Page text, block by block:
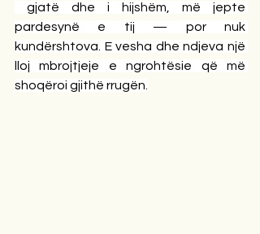
gjatë dhe i hijshëm, më jepte
pardesynë e tij — por nuk
kundërshtova. E vesha dhe ndjeva një
lloj mbrojtjeje e ngrohtësie që më
shoqëroi gjithë rrugën.